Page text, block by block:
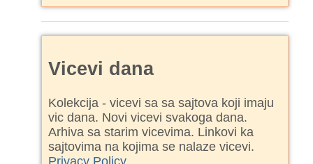
Vicevi dana
Kolekcija - vicevi sa sa sajtova koji imaju
vic dana. Novi vicevi svakoga dana.
Arhiva sa starim vicevima. Linkovi ka
sajtovima na kojima se nalaze vicevi.
Privacy Policy